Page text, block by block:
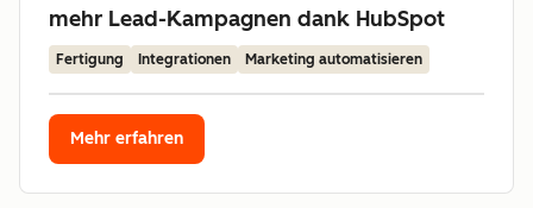
mehr Lead-Kampagnen dank HubSpot
Fertigung Integrationen Marketing automatisieren
Mehr erfahren